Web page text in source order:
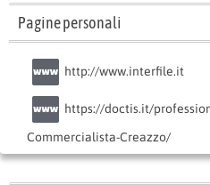
Pagine personali
http://www.interfile.it
https://doctis.it/
Commercialista-Creazzo/